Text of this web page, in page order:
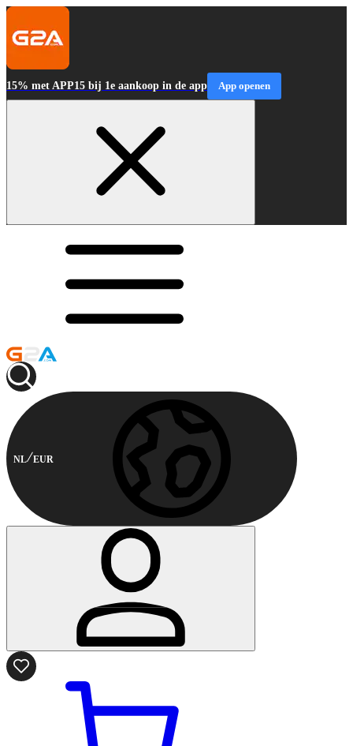
15% met APP15 bij 1e aankoop in de app App openen
NL EUR